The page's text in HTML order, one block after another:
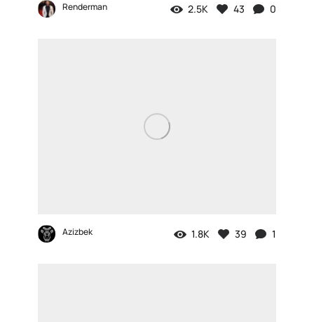
Renderman 2.5K 43 0
Azizbek 1.8K 39 1